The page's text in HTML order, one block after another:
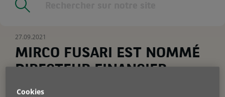
Home
DIRECTEUR FINANCIER
27.09.2021
MIRCO FUSARI EST NOMMÉ
DIRECTEUR FINANCIER
Cookies